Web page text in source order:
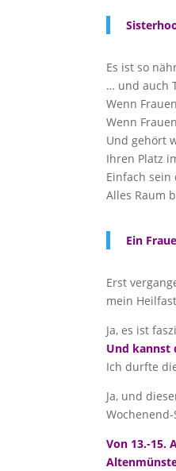
Es ist so
… und auch
Wenn
Wenn
Und gehört
Ihren Platz
Einfach
Alles Raum
Ein
Erst
mein
Ja, es ist
Und kannst
Ich durfte
Ja, und
Von 13.-15.